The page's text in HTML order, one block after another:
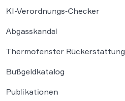
KI-Verordnungs-Checker
Abgasskandal
Thermofenster Rückerstattung
Bußgeldkatalog
Publikationen